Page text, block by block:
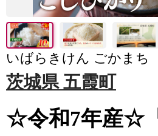
いばらきけん ごかまち
茨城県 五霞町
☆令和7年産☆